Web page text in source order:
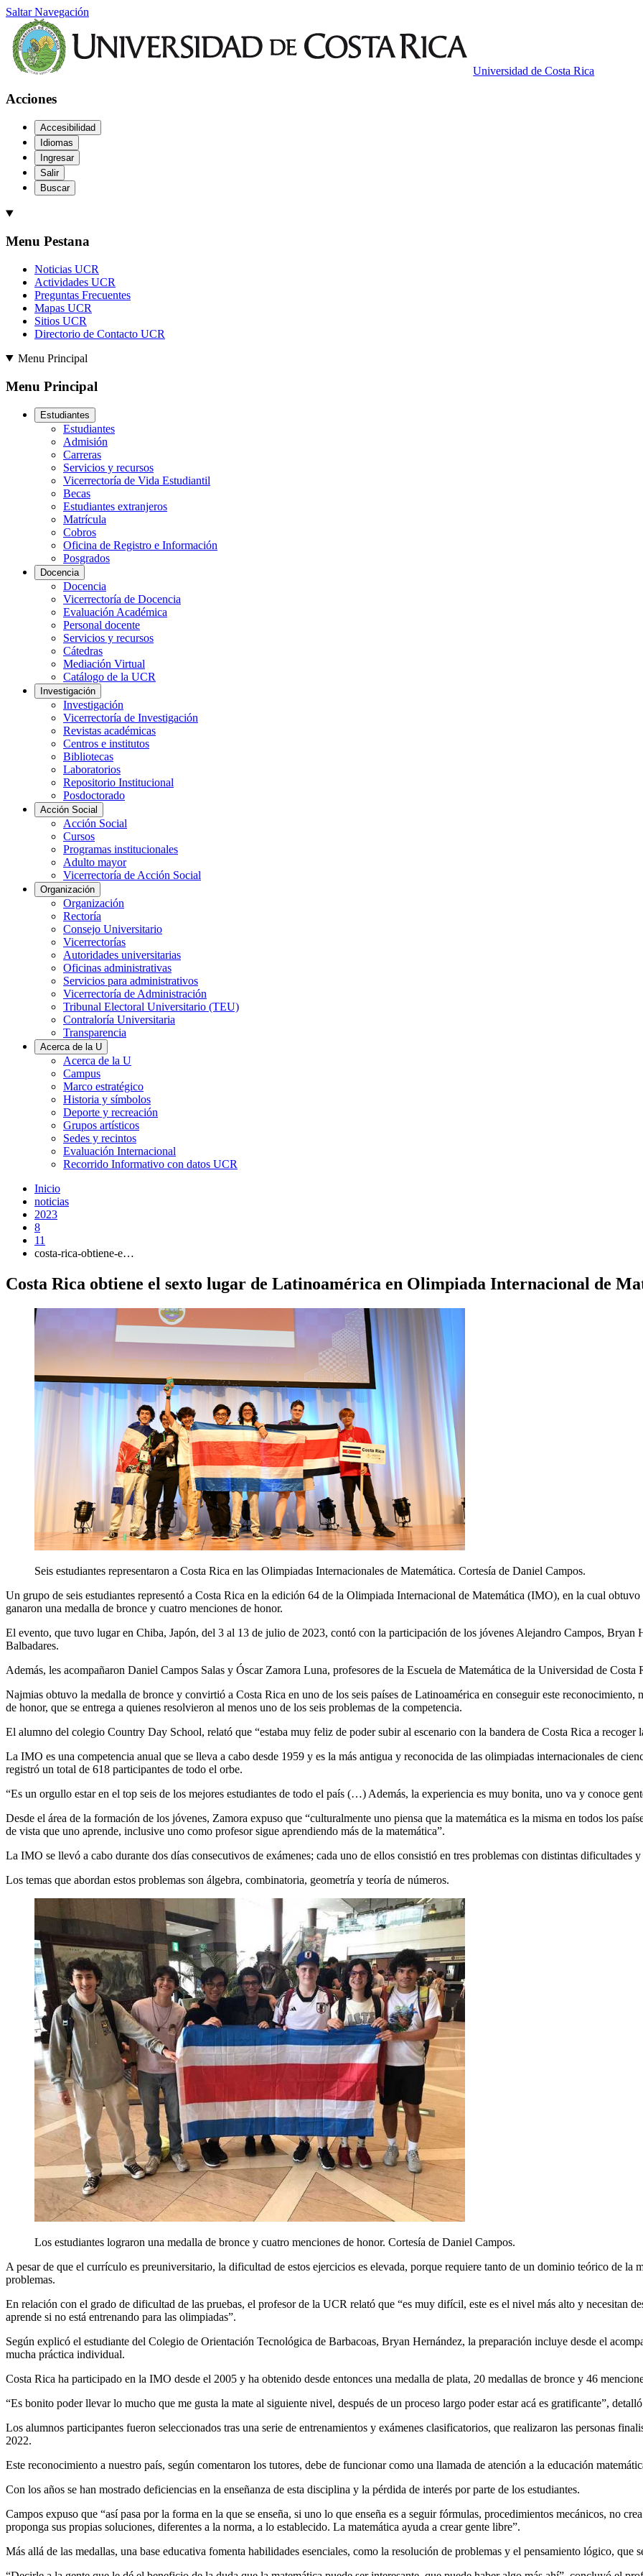
Saltar Navegación
Universidad de Costa Rica
Acciones
Accesibilidad
Idiomas
Ingresar
Salir
Buscar
Menu Pestana
Noticias UCR
Actividades UCR
Preguntas Frecuentes
Mapas UCR
Sitios UCR
Directorio de Contacto UCR
Menu Principal
Menu Principal
Estudiantes
Estudiantes
Admisión
Carreras
Servicios y recursos
Vicerrectoría de Vida Estudiantil
Becas
Estudiantes extranjeros
Matrícula
Cobros
Oficina de Registro e Información
Posgrados
Docencia
Docencia
Vicerrectoría de Docencia
Evaluación Académica
Personal docente
Servicios y recursos
Cátedras
Mediación Virtual
Catálogo de la UCR
Investigación
Investigación
Vicerrectoría de Investigación
Revistas académicas
Centros e institutos
Bibliotecas
Laboratorios
Repositorio Institucional
Posdoctorado
Acción Social
Acción Social
Cursos
Programas institucionales
Adulto mayor
Vicerrectoría de Acción Social
Organización
Organización
Rectoría
Consejo Universitario
Vicerrectorías
Autoridades universitarias
Oficinas administrativas
Servicios para administrativos
Vicerrectoría de Administración
Tribunal Electoral Universitario (TEU)
Contraloría Universitaria
Transparencia
Acerca de la U
Acerca de la U
Campus
Marco estratégico
Historia y símbolos
Deporte y recreación
Grupos artísticos
Sedes y recintos
Evaluación Internacional
Recorrido Informativo con datos UCR
Inicio
noticias
2023
8
11
costa-rica-obtiene-e…
Costa Rica obtiene el sexto lugar de Latinoamérica en Olimpiada Internacional de
Seis estudiantes representaron a Costa Rica en las Olimpiadas Internacionales de Matemática. Cortesía de Daniel Campos.
Un grupo de seis estudiantes representó a Costa Rica en la edición 64 de la Olimpiada Internacional de Matemática (IMO), en la cual
ganaron una medalla de bronce y cuatro menciones de honor.
El evento, que tuvo lugar en Chiba, Japón, del 3 al 13 de julio de 2023, contó con la participación de los jóvenes Alejandro Campos,
Balbadares.
Además, les acompañaron Daniel Campos Salas y Óscar Zamora Luna, profesores de la Escuela de Matemática de la Universidad de Costa
Najmias obtuvo la medalla de bronce y convirtió a Costa Rica en uno de los seis países de Latinoamérica en conseguir este
de honor, que se entrega a quienes resolvieron al menos uno de los seis problemas de la competencia.
El alumno del colegio Country Day School, relató que “estaba muy feliz de poder subir al escenario con la bandera de Costa Rica a recoger
La IMO es una competencia anual que se lleva a cabo desde 1959 y es la más antigua y reconocida de las olimpiadas internacionales de
registró un total de 618 participantes de todo el orbe.
“Es un orgullo estar en el top seis de los mejores estudiantes de todo el país (…) Además, la experiencia es muy bonita, uno va y conoce
Desde el área de la formación de los jóvenes, Zamora expuso que “culturalmente uno piensa que la matemática es la misma en todos los
de vista que uno aprende, inclusive uno como profesor sigue aprendiendo más de la matemática”.
La IMO se llevó a cabo durante dos días consecutivos de exámenes; cada uno de ellos consistió en tres problemas con distintas dificultades
Los temas que abordan estos problemas son álgebra, combinatoria, geometría y teoría de números.
Los estudiantes lograron una medalla de bronce y cuatro menciones de honor. Cortesía de Daniel Campos.
A pesar de que el currículo es preuniversitario, la dificultad de estos ejercicios es elevada, porque requiere tanto de un dominio teórico de
problemas.
En relación con el grado de dificultad de las pruebas, el profesor de la UCR relató que “es muy difícil, este es el nivel más alto y necesitan
aprende si no está entrenando para las olimpiadas”.
Según explicó el estudiante del Colegio de Orientación Tecnológica de Barbacoas, Bryan Hernández, la preparación incluye desde el
mucha práctica individual.
Costa Rica ha participado en la IMO desde el 2005 y ha obtenido desde entonces una medalla de plata, 20 medallas de bronce y 46
“Es bonito poder llevar lo mucho que me gusta la mate al siguiente nivel, después de un proceso largo poder estar acá es gratificante”,
Los alumnos participantes fueron seleccionados tras una serie de entrenamientos y exámenes clasificatorios, que realizaron las personas
2022.
Este reconocimiento a nuestro país, según comentaron los tutores, debe de funcionar como una llamada de atención a la educación
Con los años se han mostrado deficiencias en la enseñanza de esta disciplina y la pérdida de interés por parte de los estudiantes.
Campos expuso que “así pasa por la forma en la que se enseña, si uno lo que enseña es a seguir fórmulas, procedimientos mecánicos, no
proponga sus propias soluciones, diferentes a la norma, a lo establecido. La matemática ayuda a crear gente libre”.
Más allá de las medallas, una base educativa fomenta habilidades esenciales, como la resolución de problemas y el pensamiento lógico, que